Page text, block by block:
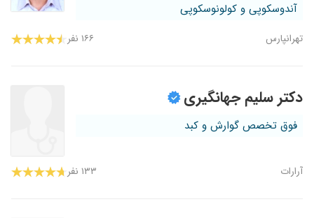
آندوسکوپی و کولونوسکوپی
تهرانپارس ۱۶۶ نفر
دکتر سلیم جهانگیری
فوق تخصص گوارش و کبد
آرارات ۱۳۳ نفر